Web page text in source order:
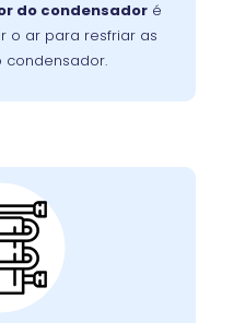
do condensador é
o ar para resfriar as
condensador.
do
Sujas: